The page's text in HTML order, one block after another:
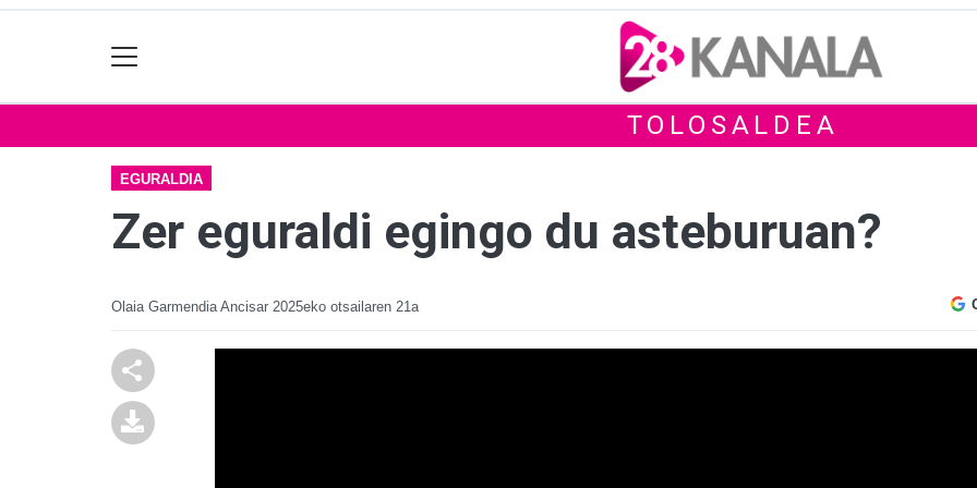
TOLOSALDEA
EGURALDIA
Zer eguraldi egingo du asteburuan?
Olaia Garmendia Ancisar 2025eko otsailaren 21a